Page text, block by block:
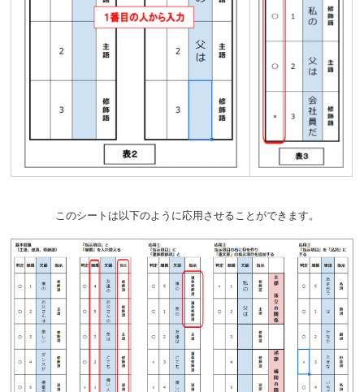
このシートは以下のように応用させることができます。